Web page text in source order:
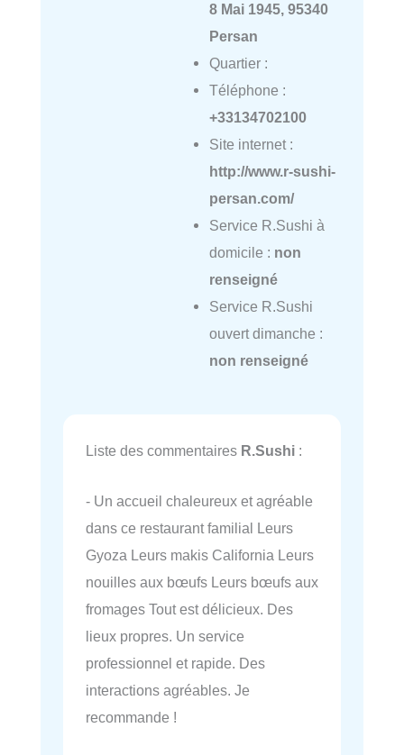
8 Mai 1945, 95340
Persan
Quartier :
Téléphone :
+33134702100
Site internet :
http://www.r-sushi-
persan.com/
Service R.Sushi à
domicile : non
renseigné
Service R.Sushi
ouvert dimanche :
non renseigné
Liste des commentaires R.Sushi :
- Un accueil chaleureux et agréable
dans ce restaurant familial Leurs
Gyoza Leurs makis California Leurs
nouilles aux bœufs Leurs bœufs aux
fromages Tout est délicieux. Des
lieux propres. Un service
professionnel et rapide. Des
interactions agréables. Je
recommande !